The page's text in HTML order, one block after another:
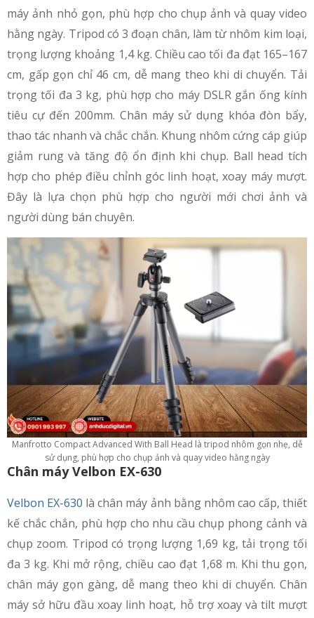
máy ảnh nhỏ gọn, phù hợp cho chụp ảnh và quay video
hằng ngày. Tripod có 3 đoạn chân, làm từ nhôm kim loại,
trọng lượng khoảng 1,4 kg. Chiều cao tối đa đạt 165–167
cm, gấp gọn chỉ 46 cm, dễ mang theo khi di chuyển. Tải
trọng tối đa 3 kg, phù hợp cho máy DSLR gắn ống kính
tiêu cự đến 200mm. Chân máy sử dụng khóa đòn bẩy,
thao tác nhanh và chắc chắn. Khung nhôm cứng cáp giúp
giảm rung và tăng độ ổn định khi chụp. Ball head tích
hợp cho phép điều chỉnh góc linh hoạt, xoay máy mượt.
Đây là lựa chọn phù hợp cho người mới chơi ảnh và
người dùng bán chuyên.
Manfrotto Compact Advanced With Ball Head là tripod nhôm gọn nhẹ, dễ
sử dụng, phù hợp cho chụp ảnh và quay video hằng ngày
Chân máy Velbon EX-630
Velbon EX-630 là chân máy ảnh bằng nhôm cao cấp, thiết
kế chắc chắn, phù hợp cho nhu cầu chụp phong cảnh và
chụp zoom. Tripod có trọng lượng 1,69 kg, tải trọng tối
đa 3 kg. Khi mở rộng, chiều cao đạt 1,68 m. Khi thu gọn,
chân máy gọn gàng, dễ mang theo khi di chuyển. Chân
máy sở hữu đầu xoay linh hoạt, hỗ trợ xoay và tilt mượt